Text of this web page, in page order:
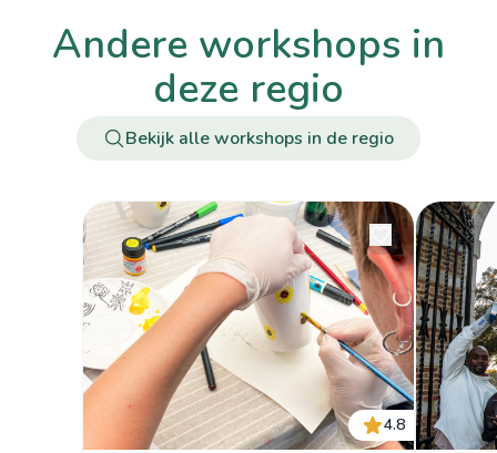
andere workshops in
deze regio
Bekijk alle workshops in de regio
4.8